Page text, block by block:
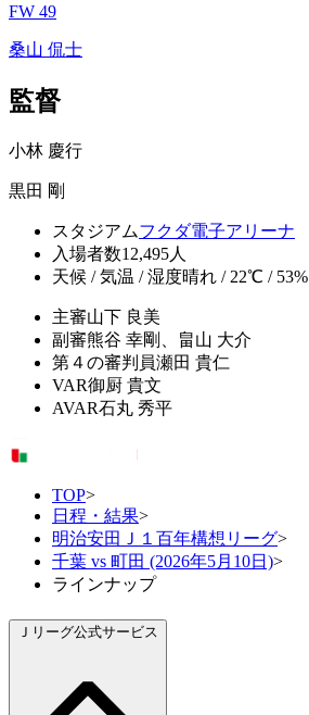
FW 49
桑山 侃士
監督
小林 慶行
黒田 剛
スタジアムフクダ電子アリーナ
入場者数12,495人
天候 / 気温 / 湿度晴れ / 22℃ / 53%
主審山下 良美
副審熊谷 幸剛、畠山 大介
第４の審判員瀬田 貴仁
VAR御厨 貴文
AVAR石丸 秀平
TOP>
日程・結果>
明治安田Ｊ１百年構想リーグ>
千葉 vs 町田 (2026年5月10日)>
ラインナップ
Ｊリーグ公式サービス